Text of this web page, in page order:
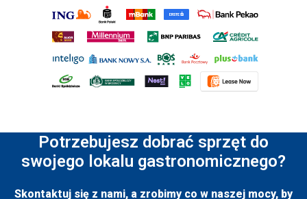
Potrzebujesz dobrać sprzęt do
swojego lokalu gastronomicznego?
Skontaktuj się z nami, a zrobimy co w naszej mocy, by